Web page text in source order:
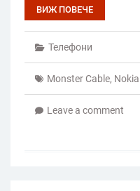
ВИЖ ПОВЕЧЕ
Телефони
Monster Cable,
Leave a comment